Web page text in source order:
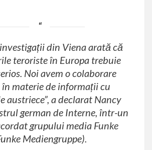
din Viena arată că
teroriste în Europa trebuie
Noi avem o colaborare
materie de informații cu
austriece”, a declarat Nancy
german de Interne, într-un
grupului media Funke
Mediengruppe).